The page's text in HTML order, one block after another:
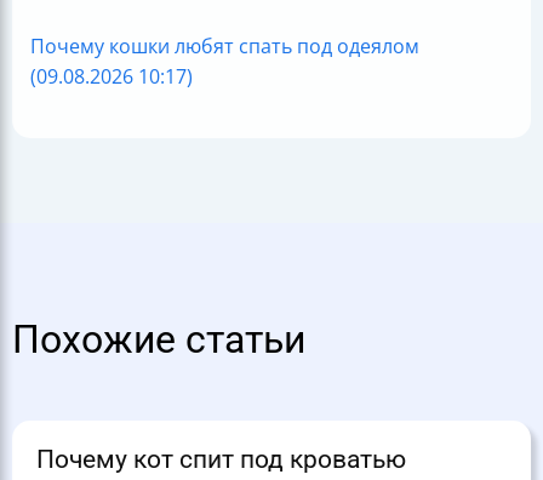
Почему кошки любят спать под одеялом
(09.08.2026 10:17)
Похожие статьи
Почему кот спит под кроватью